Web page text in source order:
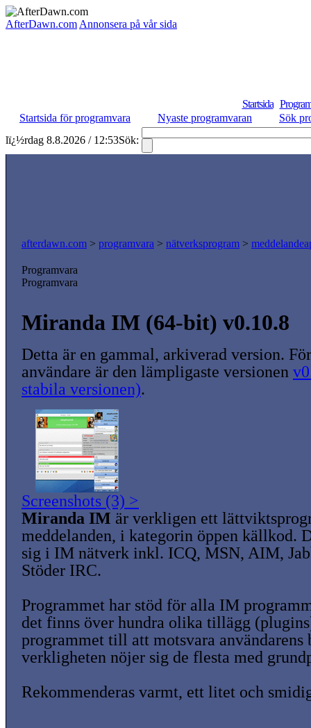
AfterDawn.com Annonsera på vår sida
Startsida
Startsida för programvara
Nyaste programvaran
Sök
lï¿½rdag 8.8.2026 / 12:53Sök:
afterdawn.com > programvara > nätverksprogram >
Programvara
Programvara
Miranda IM (64-bit) v0.10.8
Detta är en gammal, arkiverad version.
användare är den lämpligaste versionen
stabila versionen).
Screenshots (3) >
Miranda IM är verkligen ett
meddelanden, i kategorin öppen källkod.
sig i IM nätverk inkl. ICQ, MSN, AIM,
Stöder IRC.
Programmet har stöd för alla IM
det finns över hundra olika tillägg
programmet till att motsvara användarens
verkligheten nöjer sig de flesta med
Rekommenderas varmt, ett litet och